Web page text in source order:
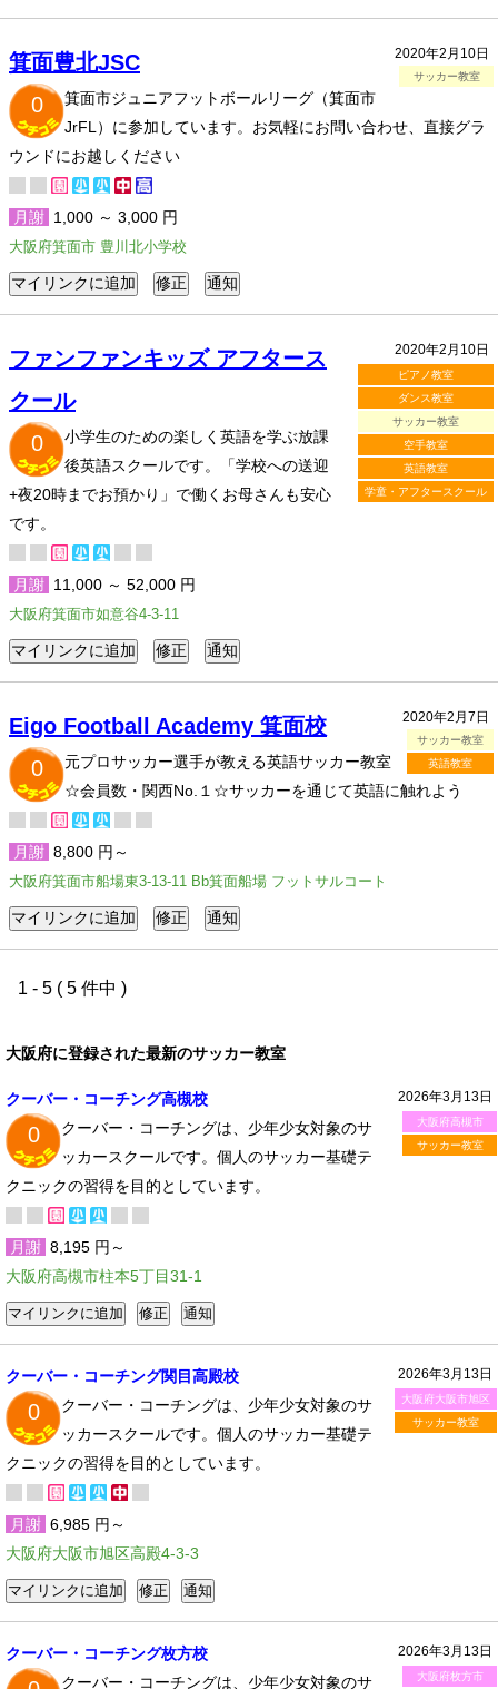
2020年2月10日
サッカー教室
箕面豊北JSC
0
箕面市ジュニアフットボールリーグ（箕面市
JrFL）に参加しています。お気軽にお問い合わせ、直接グラ
ウンドにお越しください
月謝 1,000 ～ 3,000 円
大阪府箕面市 豊川北小学校
2020年2月10日
ピアノ教室
ダンス教室
サッカー教室
空手教室
英語教室
学童・アフタースクール
ファンファンキッズ アフタース
クール
0
小学生のための楽しく英語を学ぶ放課
後英語スクールです。「学校への送迎
+夜20時までお預かり」で働くお母さんも安心
です。
月謝 11,000 ～ 52,000 円
大阪府箕面市如意谷4-3-11
2020年2月7日
サッカー教室
英語教室
Eigo Football Academy 箕面校
0
元プロサッカー選手が教える英語サッカー教室
☆会員数・関西No.１☆サッカーを通じて英語に触れよう
月謝 8,800 円～
大阪府箕面市船場東3-13-11 Bb箕面船場 フットサルコート
1 - 5 ( 5 件中 )
大阪府に登録された最新のサッカー教室
2026年3月13日
大阪府高槻市
サッカー教室
クーバー・コーチング高槻校
0
クーバー・コーチングは、少年少女対象のサ
ッカースクールです。個人のサッカー基礎テ
クニックの習得を目的としています。
月謝 8,195 円～
大阪府高槻市柱本5丁目31-1
2026年3月13日
大阪府大阪市旭区
サッカー教室
クーバー・コーチング関目高殿校
0
クーバー・コーチングは、少年少女対象のサ
ッカースクールです。個人のサッカー基礎テ
クニックの習得を目的としています。
月謝 6,985 円～
大阪府大阪市旭区高殿4-3-3
2026年3月13日
大阪府枚方市
クーバー・コーチング枚方校
クーバー・コーチングは、少年少女対象のサ